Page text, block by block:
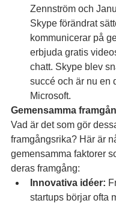
Zennström och
Skype förändrat
kommunicerar på
erbjuda gratis
chatt. Skype blev
succé och är nu en
Microsoft.
Gemensamma
Vad är det som gör
framgångsrika? Här är
gemensamma faktorer
deras framgång:
Innovativa idéer:
startups börjar ofta